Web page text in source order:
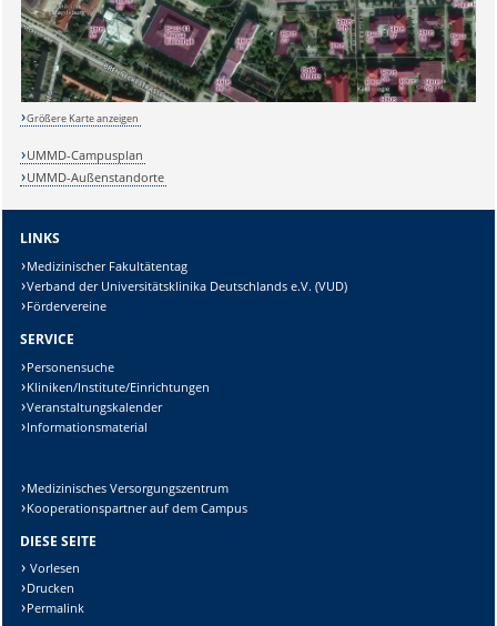
Sicherheitsabfrage:
Lösung:
Größere Karte anzeigen
UMMD-Campusplan
UMMD-Außenstandorte
LINKS
Medizinischer Fakultätentag
Verband der Universitätsklinika Deutschlands e.V. (VUD)
Fördervereine
SERVICE
Personensuche
Kliniken/Institute/Einrichtungen
Veranstaltungskalender
Informationsmaterial
Medizinisches Versorgungszentrum
Kooperationspartner auf dem Campus
DIESE SEITE
Vorlesen
Drucken
Permalink